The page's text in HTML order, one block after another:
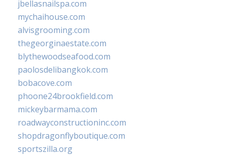
jbellasnailspa.com
mychaihouse.com
alvisgrooming.com
thegeorginaestate.com
blythewoodseafood.com
paolosdelibangkok.com
bobacove.com
phoone24brookfield.com
mickeybarmama.com
roadwayconstructioninc.com
shopdragonflyboutique.com
sportszilla.org